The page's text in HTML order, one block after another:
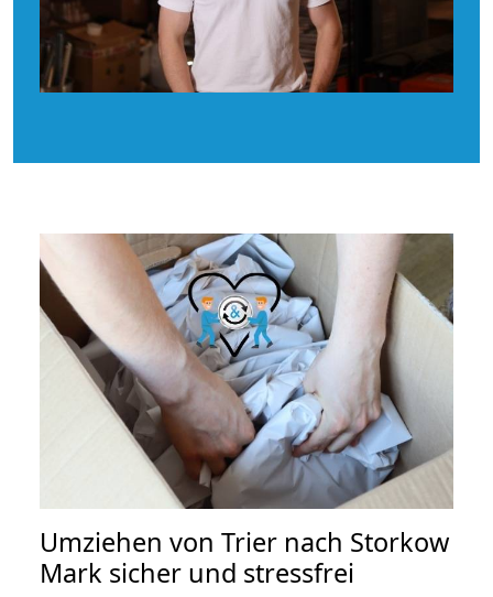
Umziehen von Trier nach Storkow
Mark sicher und stressfrei